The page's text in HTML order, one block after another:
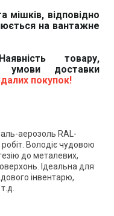
мішків, відповідно
на вантажне
товару,
умови доставки
покупок!
аерозоль RAL-
робіт. Володіє чудовою
до металевих,
Ідеальна для
інвентарю,